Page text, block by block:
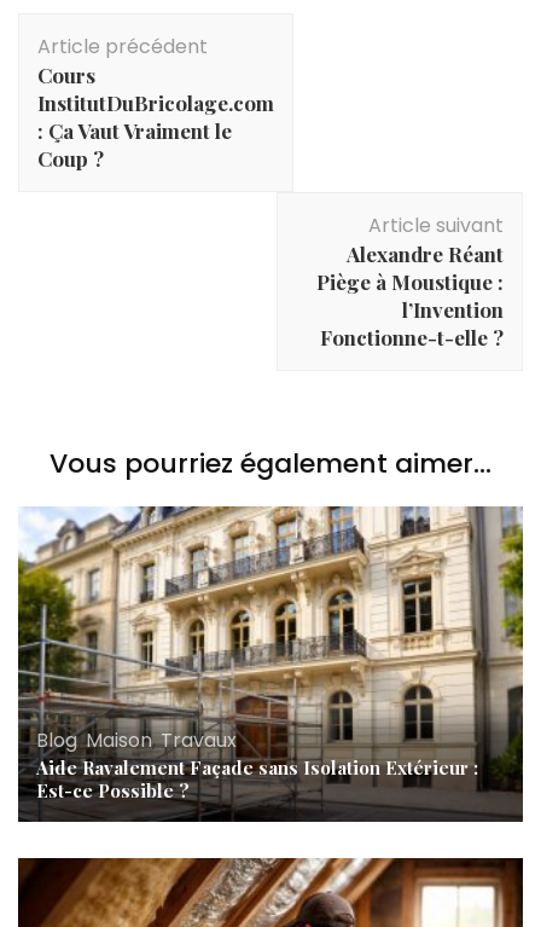
d'article
Article précédent
Cours
InstitutDuBricolage.com
: Ça Vaut Vraiment le
Coup ?
Article suivant
Alexandre Réant
Piège à Moustique :
l’Invention
Fonctionne-t-elle ?
Vous pourriez également aimer...
Blog,Maison,Travaux
Aide Ravalement Façade sans Isolation Extérieur :
Est-ce Possible ?